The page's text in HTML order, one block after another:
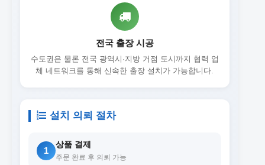
전국 출장 시공
수도권은 물론 전국 광역시·지방 거점 도시까지 협력 업
체 네트워크를 통해 신속한 출장 설치가 가능합니다.
설치 의뢰 절차
1
상품 결제
주문 완료 후 의뢰 가능